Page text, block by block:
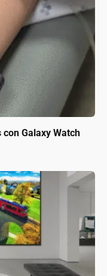
Galaxy Watch